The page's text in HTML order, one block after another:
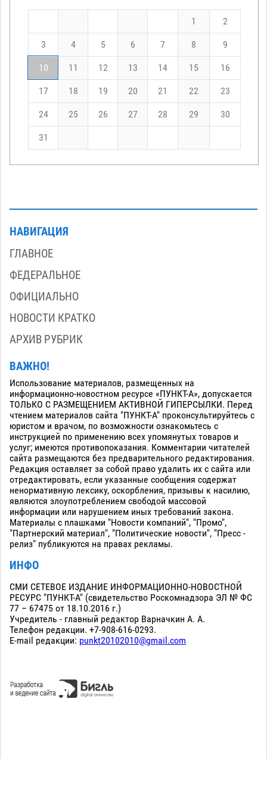
1 2
3 4 5 6 7 8 9
10 11 12 13 14 15 16
17 18 19 20 21 22 23
24 25 26 27 28 29 30
31
НАВИГАЦИЯ
ГЛАВНОЕ
ФЕДЕРАЛЬНОЕ
ОФИЦИАЛЬНО
НОВОСТИ КРАТКО
АРХИВ РУБРИК
ВАЖНО!
Использование материалов, размещенных на
информационно-новостном ресурсе «ПУНКТ-А», допускается
ТОЛЬКО С РАЗМЕЩЕНИЕМ АКТИВНОЙ ГИПЕРСЫЛКИ. Перед
чтением материалов сайта "ПУНКТ-А" проконсультируйтесь с
юристом и врачом, по возможности ознакомьтесь с
инструкцией по применению всех упомянутых товаров и
услуг; имеются противопоказания. Комментарии читателей
сайта размещаются без предварительного редактирования.
Редакция оставляет за собой право удалить их с сайта или
отредактировать, если указанные сообщения содержат
ненормативную лексику, оскорбления, призывы к насилию,
являются злоупотреблением свободой массовой
информации или нарушением иных требований закона.
Материалы с плашками "Новости компаний", "Промо",
"Партнерский материал", "Политические новости", "Пресс -
релиз" публикуются на правах рекламы.
ИНФО
СМИ СЕТЕВОЕ ИЗДАНИЕ ИНФОРМАЦИОННО-НОВОСТНОЙ
РЕСУРС "ПУНКТ-А" (свидетельство Роскомнадзора ЭЛ № ФС
77 – 67475 от 18.10.2016 г.)
Учредитель - главный редактор Варначкин А. А.
Телефон редакции. +7-908-616-0293.
E-mail редакции: punkt20102010@gmail.com